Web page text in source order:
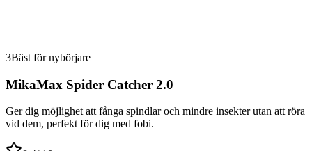
3Bäst för nybörjare
MikaMax Spider Catcher 2.0
Ger dig möjlighet att fånga spindlar och mindre insekter utan att röra
vid dem, perfekt för dig med fobi.